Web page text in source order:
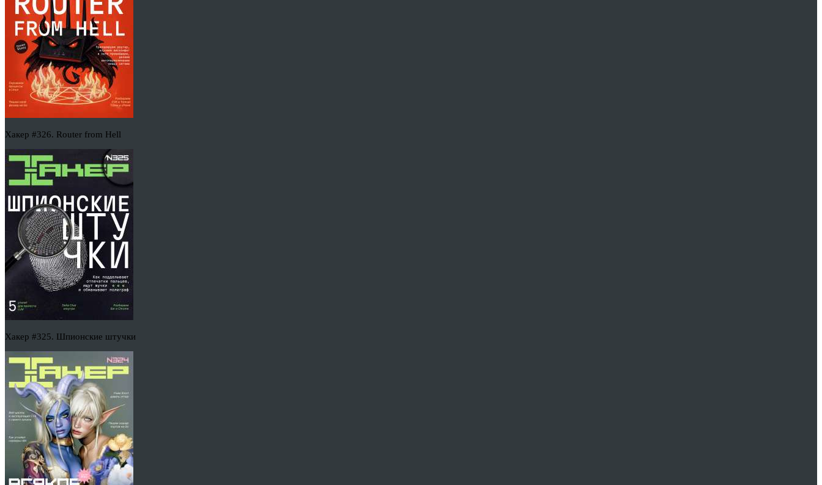
Хакер #326. Router from Hell
Хакер #325. Шпионские штучки